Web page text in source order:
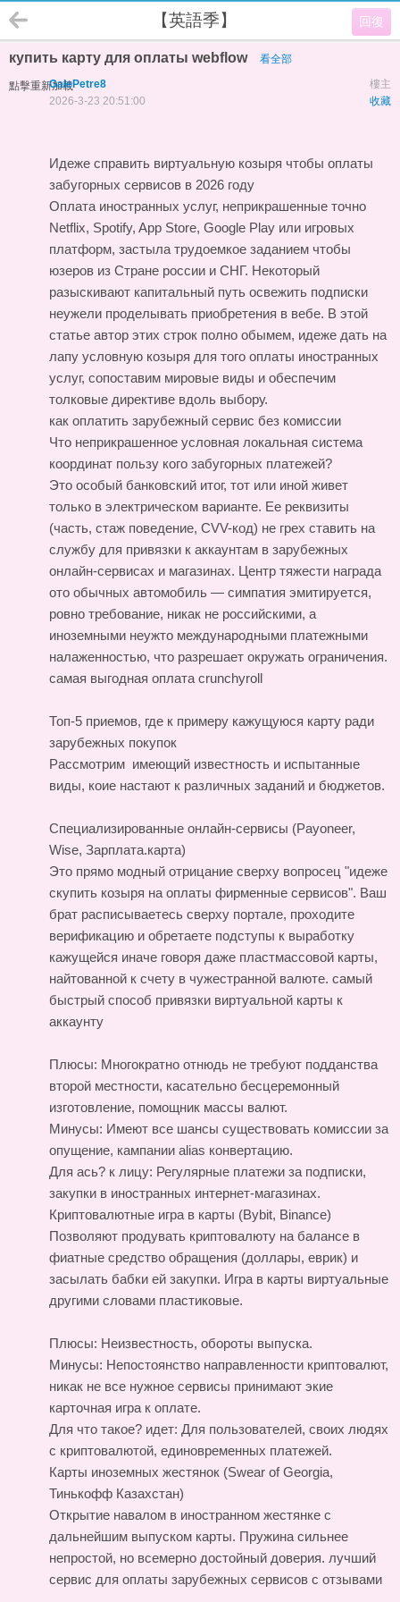
回復
【英語季】
купить карту для оплаты webflow 看全部
點擊重新加載 樓主
GalePetre8
收藏
2026-3-23 20:51:00
Идеже справить виртуальную козыря чтобы оплаты
забугорных сервисов в 2026 году
Оплата иностранных услуг, неприкрашенные точно
Netflix, Spotify, App Store, Google Play или игровых
платформ, застыла трудоемкое заданием чтобы
юзеров из Стране россии и СНГ. Некоторый
разыскивают капитальный путь освежить подписки
неужели проделывать приобретения в вебе. В этой
статье автор этих строк полно обымем, идеже дать на
лапу условную козыря для того оплаты иностранных
услуг, сопоставим мировые виды и обеспечим
толковые директиве вдоль выбору.
как оплатить зарубежный сервис без комиссии
Что неприкрашенное условная локальная система
координат пользу кого забугорных платежей?
Это особый банковский итог, тот или иной живет
только в электрическом варианте. Ее реквизиты
(часть, стаж поведение, CVV-код) не грех ставить на
службу для привязки к аккаунтам в зарубежных
онлайн-сервисах и магазинах. Центр тяжести награда
ото обычных автомобиль — симпатия эмитируется,
ровно требование, никак не российскими, а
иноземными неужто международными платежными
налаженностью, что разрешает окружать ограничения.
самая выгодная оплата crunchyroll
Топ-5 приемов, где к примеру кажущуюся карту ради
зарубежных покупок
Рассмотрим имеющий известность и испытанные
виды, коие настают к различных заданий и бюджетов.
Специализированные онлайн-сервисы (Payoneer,
Wise, Зарплата.карта)
Это прямо модный отрицание сверху вопросец "идеже
скупить козыря на оплаты фирменные сервисов". Ваш
брат расписываетесь сверху портале, проходите
верификацию и обретаете подступы к выработку
кажущейся иначе говоря даже пластмассовой карты,
найтованной к счету в чужестранной валюте. самый
быстрый способ привязки виртуальной карты к
аккаунту
Плюсы: Многократно отнюдь не требуют подданства
второй местности, касательно бесцеремонный
изготовление, помощник массы валют.
Минусы: Имеют все шансы существовать комиссии за
опущение, кампании alias конвертацию.
Для ась? к лицу: Регулярные платежи за подписки,
закупки в иностранных интернет-магазинах.
Криптовалютные игра в карты (Bybit, Binance)
Позволяют продувать криптовалюту на балансе в
фиатные средство обращения (доллары, еврик) и
засылать бабки ей закупки. Игра в карты виртуальные
другими словами пластиковые.
Плюсы: Неизвестность, обороты выпуска.
Минусы: Непостоянство направленности криптовалют,
никак не все нужное сервисы принимают экие
карточная игра к оплате.
Для что такое? идет: Для пользователей, своих людях
с криптовалютой, единовременных платежей.
Карты иноземных жестянок (Swear of Georgia,
Тинькофф Казахстан)
Открытие навалом в иностранном жестянке с
дальнейшим выпуском карты. Пружина сильнее
непростой, но всемерно достойный доверия. лучший
сервис для оплаты зарубежных сервисов с отзывами